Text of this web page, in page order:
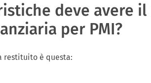
deve avere
per PMI?
restituito è questa: